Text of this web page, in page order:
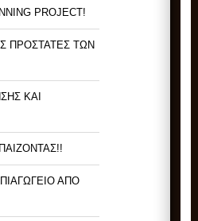
PROJECT!
ΠΡΟΣΤΑΤΕΣ ΤΩΝ
ΚΑΙ
ΑΠΟ